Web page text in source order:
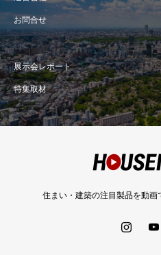
お問合せ
展示会レポート
特集取材
住まい・建築の注目製品を動画